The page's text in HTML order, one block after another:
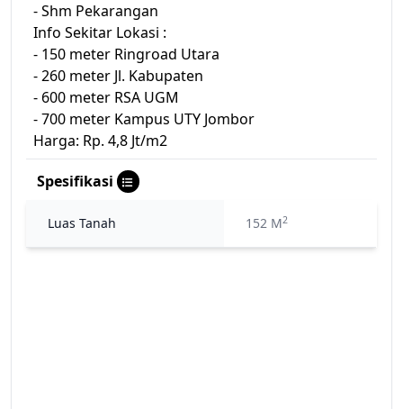
- Shm Pekarangan
Info Sekitar Lokasi :
- 150 meter Ringroad Utara
- 260 meter Jl. Kabupaten
- 600 meter RSA UGM
- 700 meter Kampus UTY Jombor
Harga: Rp. 4,8 Jt/m2
Spesifikasi
Luas Tanah 152 M2